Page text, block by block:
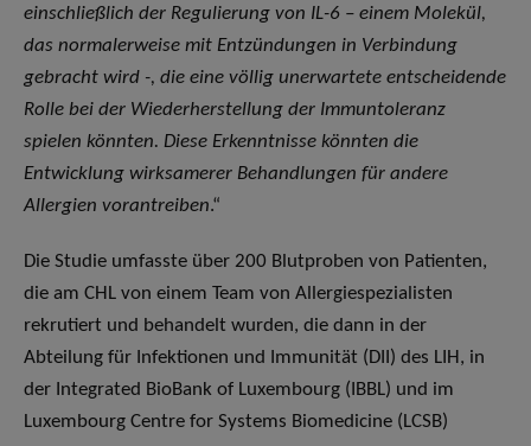
einschließlich der Regulierung von IL-6 – einem Molekül,
das normalerweise mit Entzündungen in Verbindung
gebracht wird -, die eine völlig unerwartete entscheidende
Rolle bei der Wiederherstellung der Immuntoleranz
spielen könnten. Diese Erkenntnisse könnten die
Entwicklung wirksamerer Behandlungen für andere
Allergien vorantreiben.“
Die Studie umfasste über 200 Blutproben von Patienten,
die am CHL von einem Team von Allergiespezialisten
rekrutiert und behandelt wurden, die dann in der
Abteilung für Infektionen und Immunität (DII) des LIH, in
der Integrated BioBank of Luxembourg (IBBL) und im
Luxembourg Centre for Systems Biomedicine (LCSB)